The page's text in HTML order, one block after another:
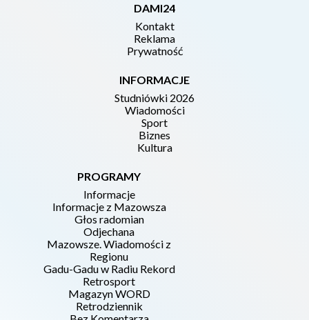
DAMI24
Kontakt
Reklama
Prywatność
INFORMACJE
Studniówki 2026
Wiadomości
Sport
Biznes
Kultura
PROGRAMY
Informacje
Informacje z Mazowsza
Głos radomian
Odjechana
Mazowsze. Wiadomości z
Regionu
Gadu-Gadu w Radiu Rekord
Retrosport
Magazyn WORD
Retrodziennik